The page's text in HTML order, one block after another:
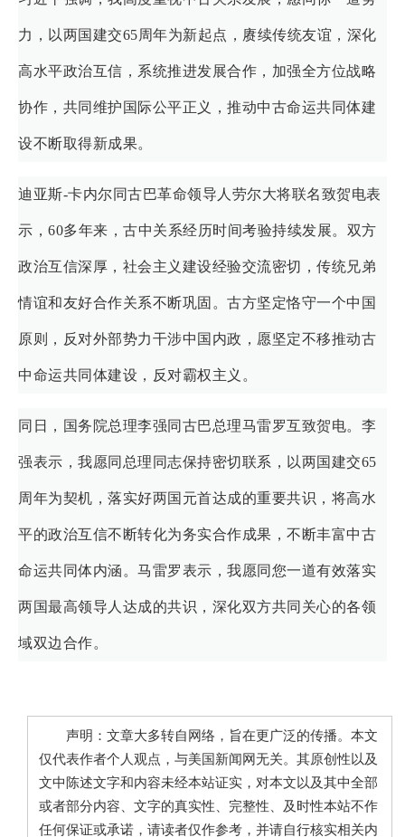
力，以两国建交65周年为新起点，赓续传统友谊，深化
高水平政治互信，系统推进发展合作，加强全方位战略
协作，共同维护国际公平正义，推动中古命运共同体建
设不断取得新成果。
迪亚斯-卡内尔同古巴革命领导人劳尔大将联名致贺电表
示，60多年来，古中关系经历时间考验持续发展。双方
政治互信深厚，社会主义建设经验交流密切，传统兄弟
情谊和友好合作关系不断巩固。古方坚定恪守一个中国
原则，反对外部势力干涉中国内政，愿坚定不移推动古
中命运共同体建设，反对霸权主义。
同日，国务院总理李强同古巴总理马雷罗互致贺电。李
强表示，我愿同总理同志保持密切联系，以两国建交65
周年为契机，落实好两国元首达成的重要共识，将高水
平的政治互信不断转化为务实合作成果，不断丰富中古
命运共同体内涵。马雷罗表示，我愿同您一道有效落实
两国最高领导人达成的共识，深化双方共同关心的各领
域双边合作。
声明：文章大多转自网络，旨在更广泛的传播。本文
仅代表作者个人观点，与美国新闻网无关。其原创性以及
文中陈述文字和内容未经本站证实，对本文以及其中全部
或者部分内容、文字的真实性、完整性、及时性本站不作
任何保证或承诺，请读者仅作参考，并请自行核实相关内